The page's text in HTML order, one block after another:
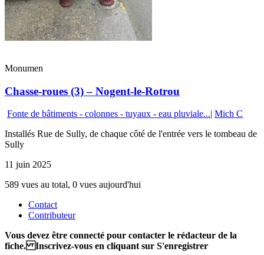
Monumen
Chasse-roues (3) – Nogent-le-Rotrou
Fonte de bâtiments - colonnes - tuyaux - eau pluviale...| Mich C
Installés Rue de Sully, de chaque côté de l'entrée vers le tombeau de
Sully
11 juin 2025
589 vues au total, 0 vues aujourd'hui
Contact
Contributeur
Vous devez être connecté pour contacter le rédacteur de la
fiche. Inscrivez-vous en cliquant sur S'enregistrer